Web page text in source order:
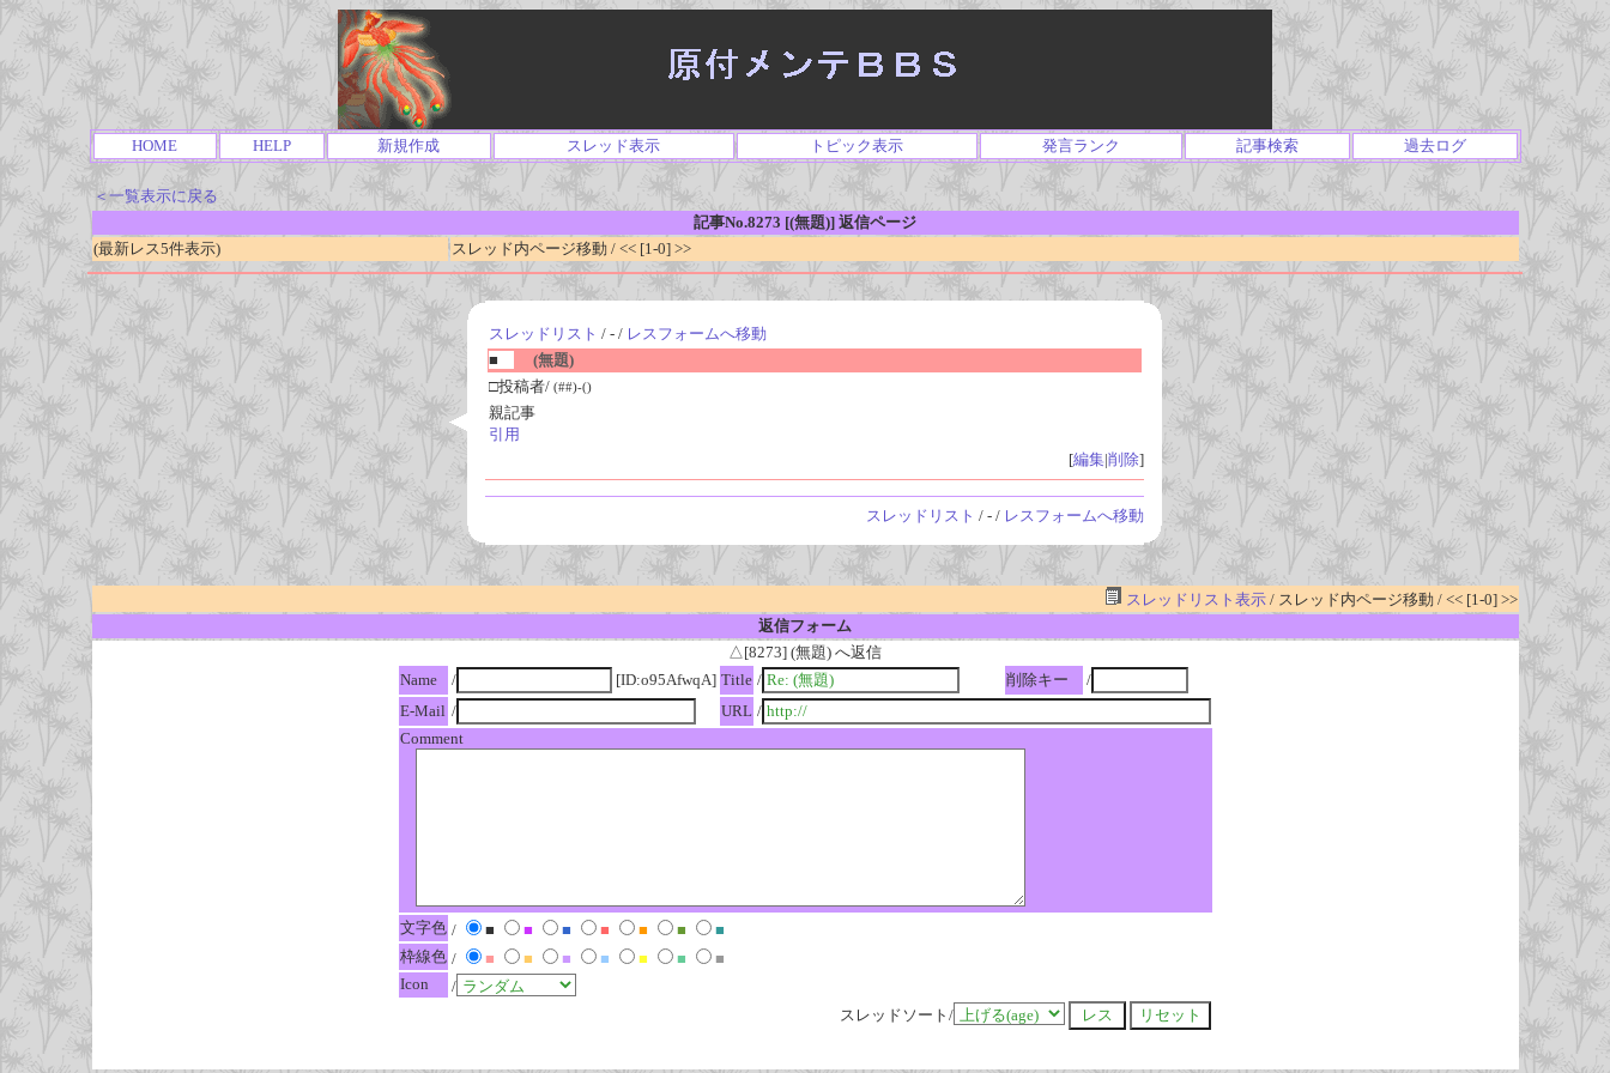
HOME HELP 新規作成 スレッド表示 トピック表示 発言ランク 記事検索 過去ログ
＜一覧表示に戻る
記事No.8273 [(無題)] 返信ページ
(最新レス5件表示)
スレッド内ページ移動 / << [1-0] >>
スレッドリスト / - / レスフォームへ移動
■
(無題)
□投稿者/ (##)-()
親記事
引用
[編集|削除]
スレッドリスト / - / レスフォームへ移動
スレッドリスト表示/ スレッド内ページ移動 / << [1-0] >>
返信フォーム
△[8273] (無題) へ返信
Name
/ [ID:o95AfwqA] Title / 削除キー
/
E-Mail / URL /
Comment
文字色 / ■ ■ ■ ■ ■ ■
■
枠線色 / ■ ■ ■ ■ ■ ■
■
Icon
/
スレッドソート/